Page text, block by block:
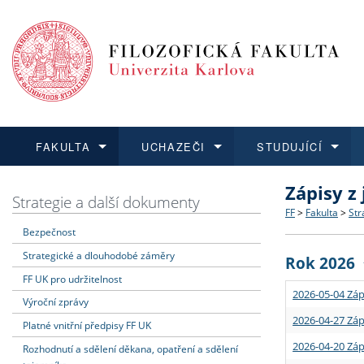
FAKULTA
Dozvědět se více
Struktura
Strategie
Podpora
UCHAZEČI
Podat přihlášku
Co
Učitelské
STUDUJÍCÍ
Dozvědět se více
Rigorózní
Dozvědět se více
O vědě a
Granty a
Dozvědět se více
Aktuální
Strategie a další dokumenty
Bezpečnost
Strategické a dlouhodobé záměry
FF UK pro udržitelnost
Výroční zprávy
Platné vnitřní předpisy FF UK
Rozhodnutí a sdělení děkana, opatření a sdělení
Zápisy
FF > Fakulta >
Rok 2026
2026-05-04
2026-04-27
2026-04-20